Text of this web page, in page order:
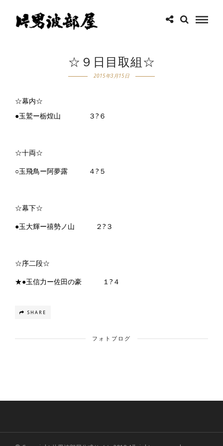
☆９日目取組☆
2015年3月15日
☆幕内☆
●玉鷲ー栃煌山 ３?６
☆十両☆
○玉飛鳥ー阿夢露 ４?５
☆幕下☆
●玉大輝ー禧勢ノ山 ２?３
☆序二段☆
★●玉信力ー佐田の豪 １?４
SHARE
フォトブログ